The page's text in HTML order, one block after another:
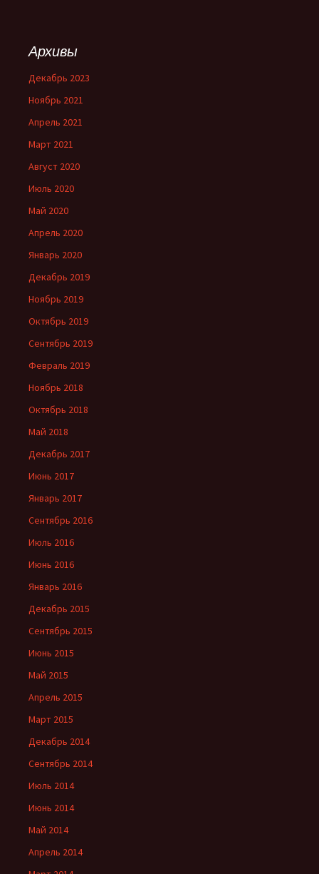
Архивы
Декабрь 2023
Ноябрь 2021
Апрель 2021
Март 2021
Август 2020
Июль 2020
Май 2020
Апрель 2020
Январь 2020
Декабрь 2019
Ноябрь 2019
Октябрь 2019
Сентябрь 2019
Февраль 2019
Ноябрь 2018
Октябрь 2018
Май 2018
Декабрь 2017
Июнь 2017
Январь 2017
Сентябрь 2016
Июль 2016
Июнь 2016
Январь 2016
Декабрь 2015
Сентябрь 2015
Июнь 2015
Май 2015
Апрель 2015
Март 2015
Декабрь 2014
Сентябрь 2014
Июль 2014
Июнь 2014
Май 2014
Апрель 2014